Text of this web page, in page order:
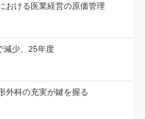
おける医業経営の原価管理
減少、25年度
外科の充実が鍵を握る